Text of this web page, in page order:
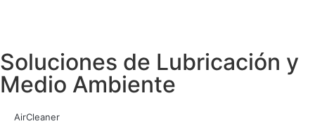
Soluciones de Lubricación y
Medio Ambiente
AirCleaner